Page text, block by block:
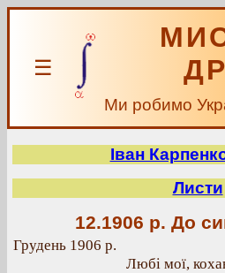
☰
Ми робимо
Іван
Листи
12.1906 р. До
Грудень 1906 р.
Любі мої,